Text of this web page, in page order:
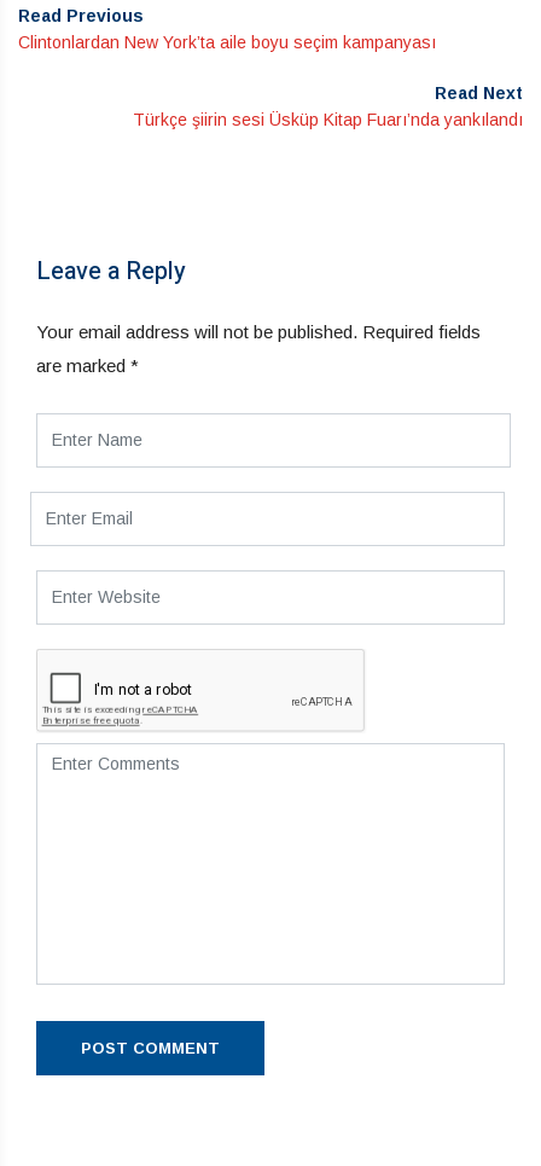
Read Previous
Clintonlardan New York’ta aile boyu seçim kampanyası
Read Next
Türkçe şiirin sesi Üsküp Kitap Fuarı’nda yankılandı
Leave a Reply
Your email address will not be published. Required fields
are marked *